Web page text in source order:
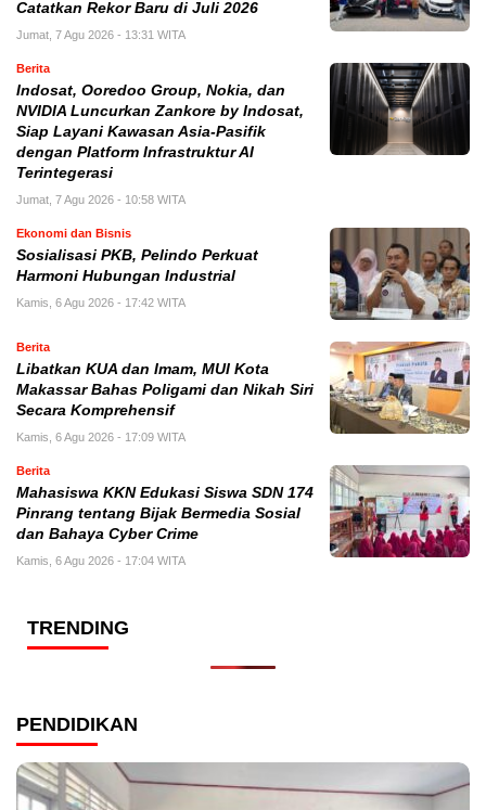
Catatkan Rekor Baru di Juli 2026
Jumat, 7 Agu 2026 - 13:31 WITA
Berita
Indosat, Ooredoo Group, Nokia, dan
NVIDIA Luncurkan Zankore by Indosat,
Siap Layani Kawasan Asia-Pasifik
dengan Platform Infrastruktur AI
Terintegerasi
Jumat, 7 Agu 2026 - 10:58 WITA
Ekonomi dan Bisnis
Sosialisasi PKB, Pelindo Perkuat
Harmoni Hubungan Industrial
Kamis, 6 Agu 2026 - 17:42 WITA
Berita
Libatkan KUA dan Imam, MUI Kota
Makassar Bahas Poligami dan Nikah Siri
Secara Komprehensif
Kamis, 6 Agu 2026 - 17:09 WITA
Berita
Mahasiswa KKN Edukasi Siswa SDN 174
Pinrang tentang Bijak Bermedia Sosial
dan Bahaya Cyber Crime
Kamis, 6 Agu 2026 - 17:04 WITA
TRENDING
PENDIDIKAN